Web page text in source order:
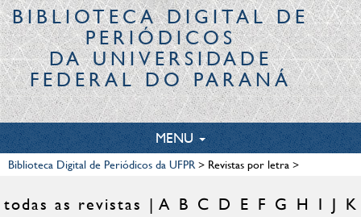
Canais
BIBLIOTECA DIGITALDE
PERIÓDICOS
DA UNIVERSIDADE
FEDERAL DO PARANÁ
TOGGLE
NAVIGATION
MENU
Biblioteca Digital de Periódicos da UFPR> Revistas por letra>
todas as revistas A B C D E F G H I J K